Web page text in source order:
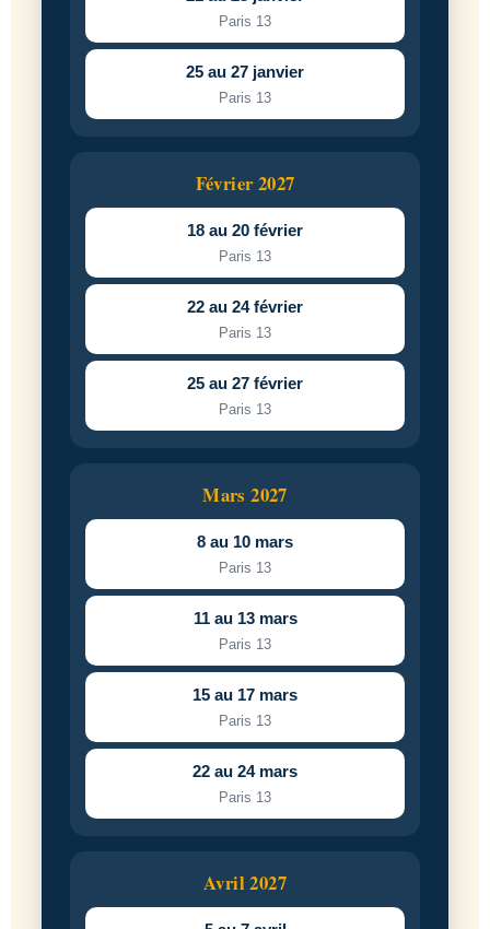
Paris 13
25 au 27 janvier
Paris 13
Février 2027
18 au 20 février
Paris 13
22 au 24 février
Paris 13
25 au 27 février
Paris 13
Mars 2027
8 au 10 mars
Paris 13
11 au 13 mars
Paris 13
15 au 17 mars
Paris 13
22 au 24 mars
Paris 13
Avril 2027